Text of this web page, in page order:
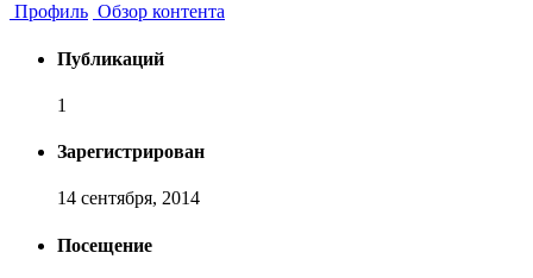
Профиль Обзор контента
Публикаций
1
Зарегистрирован
14 сентября, 2014
Посещение